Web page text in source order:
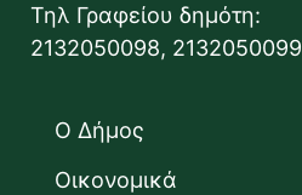
Τηλ Γραφείου δημότη:
2132050098, 2132050099
Ο Δήμος
Οικονομικά